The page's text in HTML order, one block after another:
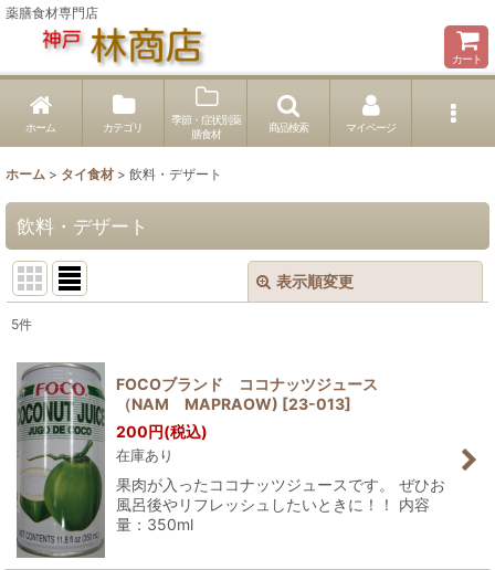
薬膳食材専門店
カート
ホーム カテゴリ
季節・症状別薬
膳食材
商品検索 マイページ
ホーム > タイ食材 > 飲料・デザート
飲料・デザート
表示順変更
並び順:
5件
FOCOブランド ココナッツジュース
（NAM MAPRAOW) [23-013]
200円(税込)
在庫あり
果肉が入ったココナッツジュースです。 ぜひお
風呂後やリフレッシュしたいときに！！ 内容
量：350ml